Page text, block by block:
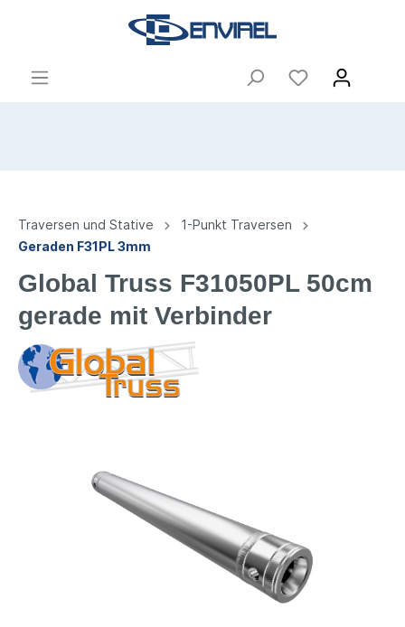
Traversen und Stative
1-Punkt Traversen
Geraden F31PL 3mm
Global Truss F31050PL 50cm
gerade mit Verbinder